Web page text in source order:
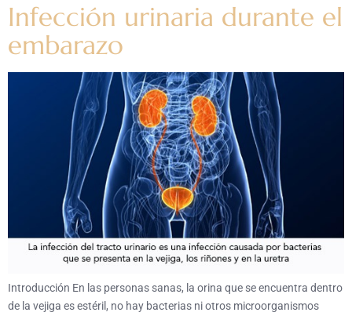
Infección urinaria durante el
embarazo
Introducción En las personas sanas, la orina que se encuentra dentro
de la vejiga es estéril, no hay bacterias ni otros microorganismos